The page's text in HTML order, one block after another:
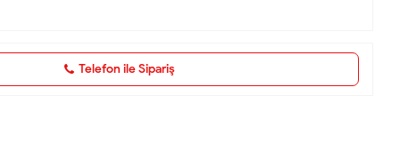
Telefon ile Sipariş